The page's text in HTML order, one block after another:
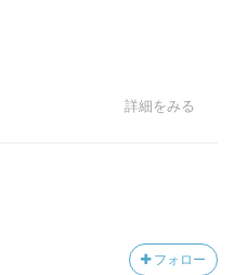
詳細をみる
フォロー